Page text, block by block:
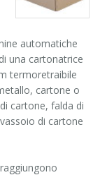
automatiche
una cartonatrice
termoretraibile
cartone o
cartone, falda di
di cartone